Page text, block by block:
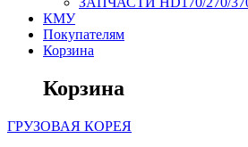
КМУ
Покупателям
Корзина
Корзина
ГРУЗОВАЯ КОРЕЯ